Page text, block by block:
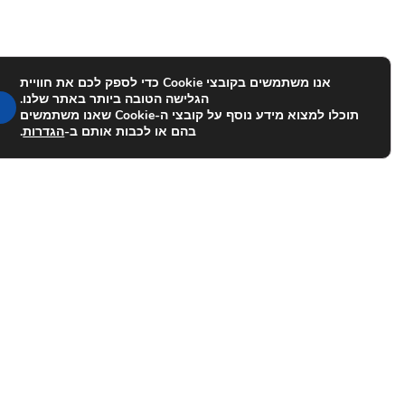
אנו משתמשים בקובצי Cookie כדי לספק לכם את חוויית
הגלישה הטובה ביותר באתר שלנו.
תוכלו למצוא מידע נוסף על קובצי ה-Cookie שאנו משתמשים
בהם או לכבות אותם ב-הגדרות.